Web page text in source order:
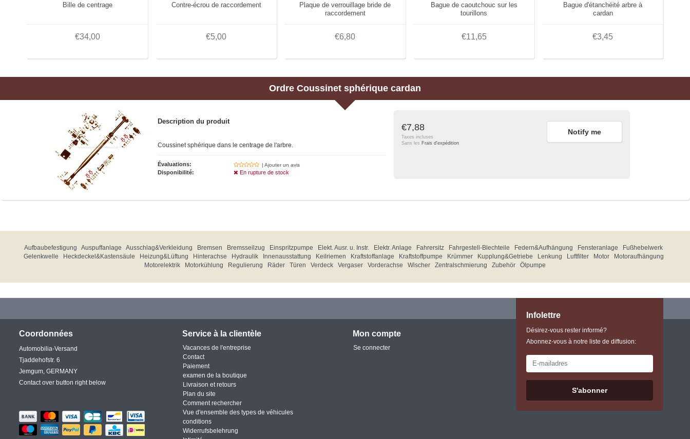
Bille de centrage
€34,00
Contre-écrou de raccordement
€5,00
Plaque de verrouillage bride de
raccordement
€6,80
Bague de caoutchouc sur les
tourillons
€11,65
Bague d'étanchéité arbre à
cardan
€3,45
Ordre Coussinet sphérique cardan
Description du produit
Coussinet sphérique dans le centrage de l'arbre.
Évaluations: | Ajouter un avis
Disponibilité: En rupture de stock
€7,88
Taxes incluses
Sans les Frais d'expédition
Notify me
Aufbaubefestigung Auspuffanlage Ausschlag&Verkleidung Bremsen Bremsseilzug Einspritzpumpe Elekt. Ausr. u. Instr. Elektr. Anlage Fahrersitz Fahrgestell-Blechteile Federn&Aufhängung Fensteranlage
Fußhebelwerk
Gelenkwelle
Heckdeckel&Kastensäule Heizung&Lüftung Hinterachse Hydraulik Innenausstattung Keilriemen Kraftstoffanlage Kraftstoffpumpe Krümmer Kupplung&Getriebe Lenkung Luftfilter Motor
Motoraufhängung
Motorelektrik
Motorkühlung Regulierung Räder Türen Verdeck Vergaser Vorderachse Wischer Zentralschmierung Zubehör Ölpumpe
Coordonnées
Automobilia-Versand
Tjaddehofstr. 6
Jemgum, GERMANY
Contact over button right below
Service à la clientèle
Vacances de l'entreprise
Contact
Paiement
examen de la boutique
Livraison et retours
Plan du site
Comment rechercher
Vue d'ensemble des types de véhicules
conditions
Widerrufsbelehrung
Mon compte
Se connecter
Infolettre
Désirez-vous rester informé?
Abonnez-vous à notre liste de diffusion:
S'abonner